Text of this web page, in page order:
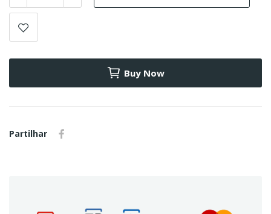
Buy Now
Partilhar